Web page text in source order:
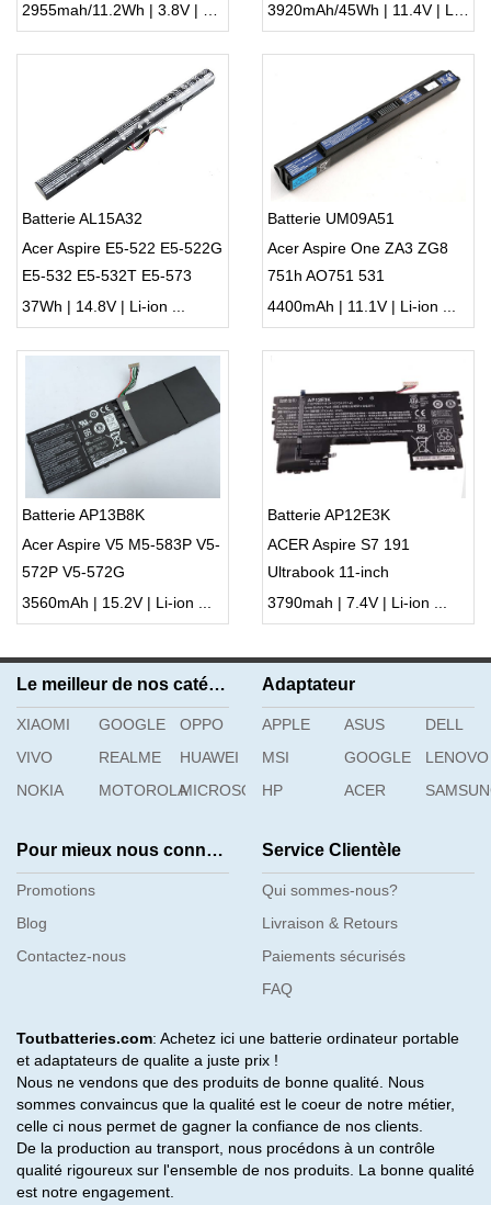
2955mah/11.2Wh | 3.8V | Li-ion ...
3920mAh/45Wh | 11.4V | Li-ion ...
Batterie AL15A32
Acer Aspire E5-522 E5-522G
E5-532 E5-532T E5-573
37Wh | 14.8V | Li-ion ...
Batterie UM09A51
Acer Aspire One ZA3 ZG8
751h AO751 531
4400mAh | 11.1V | Li-ion ...
Batterie AP13B8K
Acer Aspire V5 M5-583P V5-
572P V5-572G
3560mAh | 15.2V | Li-ion ...
Batterie AP12E3K
ACER Aspire S7 191
Ultrabook 11-inch
11CP5/42/61-2
3790mah | 7.4V | Li-ion ...
Le meilleur de nos catégories
XIAOMI GOOGLE
OPPO
VIVO
REALME
HUAWEI
NOKIA
MOTOROLAMICROSOFT
Adaptateur
APPLE ASUS
DELL
MSI
GOOGLE
LENOVO
HP
ACER
Pour mieux nous connaître
Promotions
Blog
Contactez-nous
Service Clientèle
Qui sommes-nous?
Livraison & Retours
Paiements sécurisés
FAQ
Toutbatteries.com: Achetez ici une batterie ordinateur portable
et adaptateurs de qualite a juste prix !
Nous ne vendons que des produits de bonne qualité. Nous
sommes convaincus que la qualité est le coeur de notre métier,
celle ci nous permet de gagner la confiance de nos clients.
De la production au transport, nous procédons à un contrôle
qualité rigoureux sur l'ensemble de nos produits. La bonne qualité
est notre engagement.